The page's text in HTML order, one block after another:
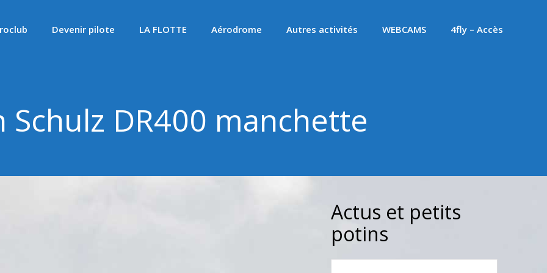
Devenir pilote LA FLOTTE Aérodrome Autres activités WEBCAMS 4fly – Accès
Schulz DR400 manchette
Actus et petits
potins